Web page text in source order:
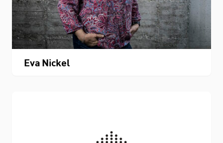
Fachbereichskalender
Downloads
Kontakt
Eva Nickel